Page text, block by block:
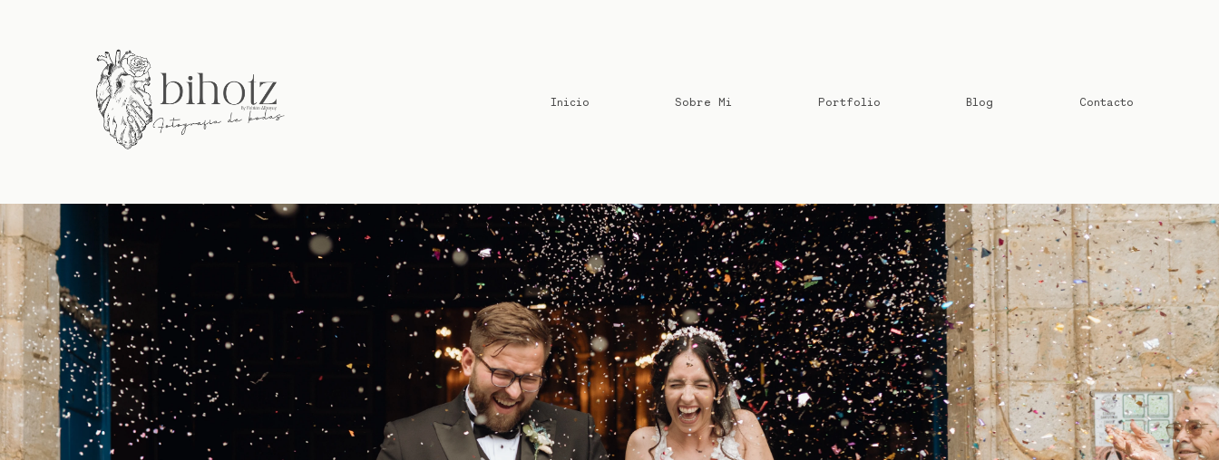
Inicio Sobre Mi Portfolio Blog Contacto